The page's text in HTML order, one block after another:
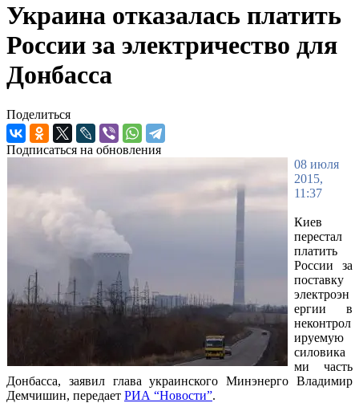
Украина отказалась платить
России за электричество для
Донбасса
Поделиться
Подписаться на обновления
08 июля
2015,
11:37
Киев
перестал
платить
России за
поставку
электроэн
ергии в
неконтрол
ируемую
силовика
ми часть
Донбасса, заявил глава украинского Минэнерго Владимир
Демчишин, передает РИА “Новости”.